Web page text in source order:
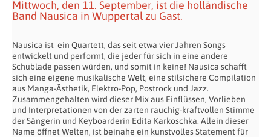
Mittwoch, den 11. September, ist die holländische
Band Nausica in Wuppertal zu Gast.
Nausica ist ein Quartett, das seit etwa vier Jahren Songs
entwickelt und performt, die jeder für sich in eine andere
Schublade passen würden, und somit in keine! Nausica schafft
sich eine eigene musikalische Welt, eine stilsichere Compilation
aus Manga-Ästhetik, Elektro-Pop, Postrock und Jazz.
Zusammengehalten wird dieser Mix aus Einflüssen, Vorlieben
und Interpretationen von der zarten rauchig-kraftvollen Stimme
der Sängerin und Keyboarderin Edita Karkoschka. Allein dieser
Name öffnet Welten, ist beinahe ein kunstvolles Statement für